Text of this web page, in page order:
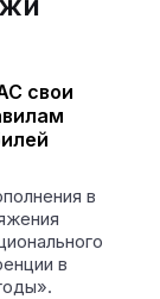
в
в